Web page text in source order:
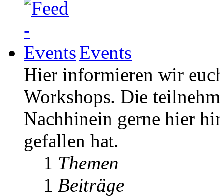
Events
Hier informieren wir
Workshops. Die
Nachhinein gerne hier
gefallen hat.
1 Themen
1 Beiträge